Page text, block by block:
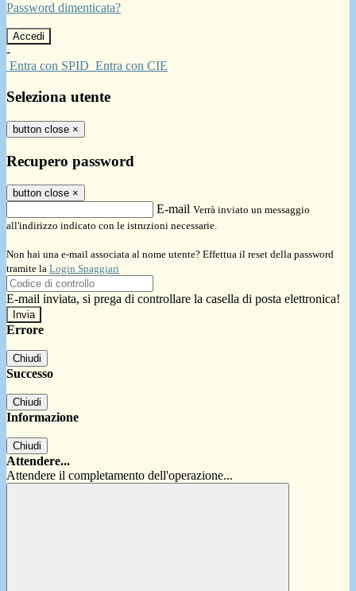
Password dimenticata?
-
Entra con SPID Entra con CIE
Seleziona utente
button close ×
Recupero password
button close ×
E-mail Verrà inviato un messaggio
all'indirizzo indicato con le istruzioni necessarie.
Non hai una e-mail associata al nome utente? Effettua il reset della password
tramite la Login Spaggiari
E-mail inviata, si prega di controllare la casella di posta elettronica!
Errore
Chiudi
Successo
Chiudi
Informazione
Chiudi
Attendere...
Attendere il completamento dell'operazione...